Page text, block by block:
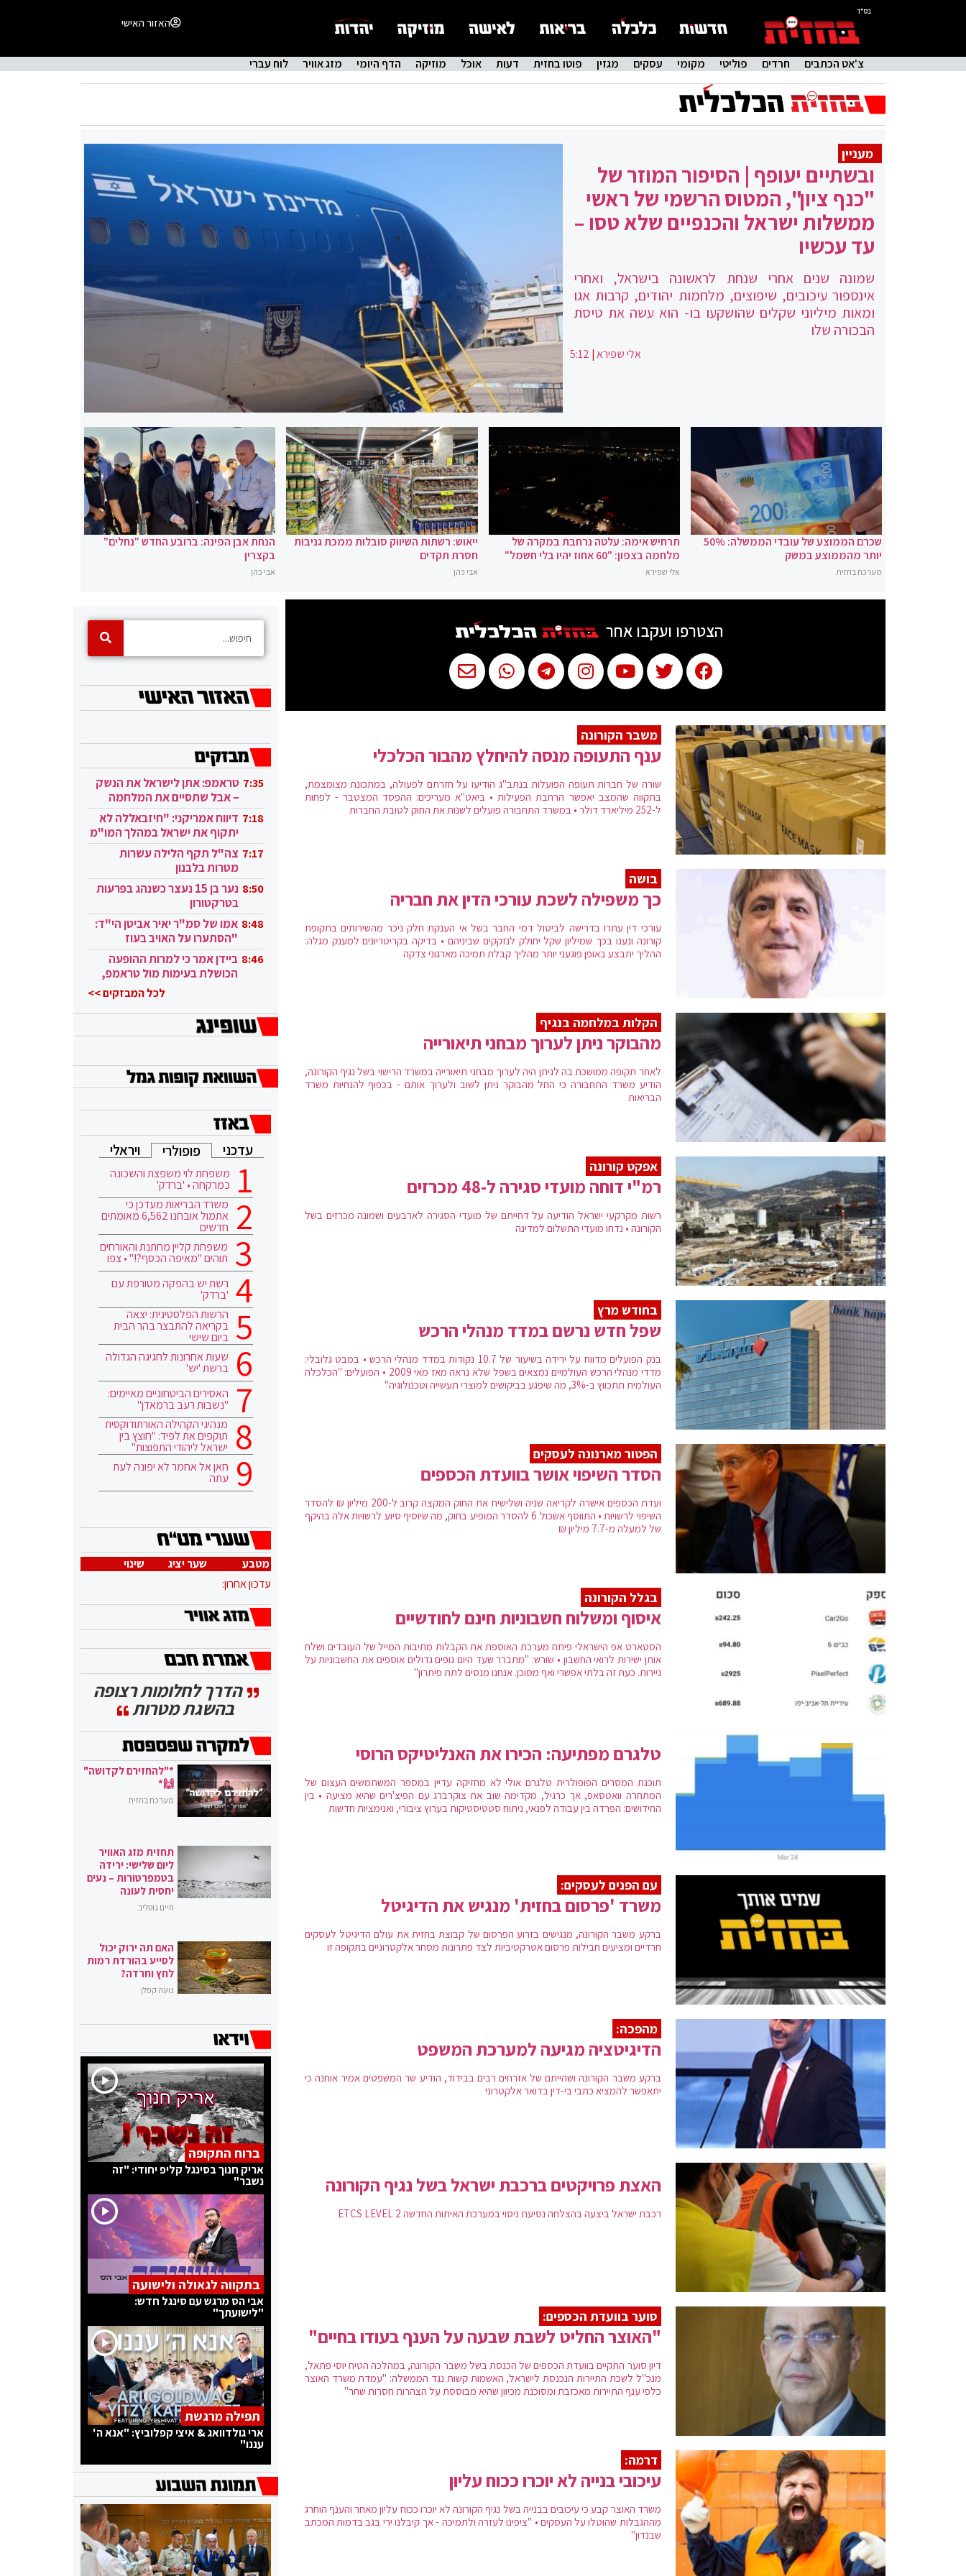
בס"ד
האזור האישי
צ'אט הכתבים חרדים פוליטי מקומי עסקים מגזין פוטו בחזית דעות אוכל מוזיקה הדף היומי מזג אוויר לוח עברי
מעניין
ובשתיים יעופף | הסיפור המוזר של
"כנף ציון", המטוס הרשמי של ראשי
ממשלות ישראל והכנפיים שלא טסו –
עד עכשיו
שמונה שנים אחרי שנחת לראשונה בישראל, ואחרי
אינספור עיכובים, שיפוצים, מלחמות יהודים, קרבות אגו
ומאות מיליוני שקלים שהושקעו בו- הוא עשה את טיסת
הבכורה שלו
אלי שפירא|
5:12
שכרם הממוצע של עובדי הממשלה: 50%
יותר מהממוצע במשק
מערכת בחזית
תרחיש אימה: עלטה נרחבת במקרה של
מלחמה בצפון: "60 אחוז יהיו בלי חשמל"
אלי שפירא
ייאוש: רשתות השיווק סובלות ממכת גניבות
חסרת תקדים
אבי כהן
הנחת אבן הפינה: ברובע החדש "נחלים"
בקצרין
אבי כהן
הצטרפו ועקבו אחר
משבר הקורונה
ענף התעופה מנסה להיחלץ מהבור הכלכלי
שורה של חברות תעופה הפועלות בנתב"ג הודיעו על חזרתם לפעולה, במתכונת מצומצמת,
בתקווה שהמצב יאפשר הרחבת הפעילות • ביאט"א מעריכים: ההפסד המצטבר - לפחות
ל-252 מיליארד דולר • במשרד התחבורה פועלים לשנות את החוק לטובת החברות
בושה
כך משפילה לשכת עורכי הדין את חבריה
עורכי דין עתרו בדרישה לביטול דמי החבר בשל אי הענקת חלק ניכר מהשירותים בתקופת
קורונה ונענו בכך שמיליון שקל יחולק לנזקקים שביניהם • בדיקה בקריטריונים למענק מגלה:
ההליך יתבצע באופן פוגעני יותר מהליך קבלת תמיכה מארגוני צדקה
הקלות במלחמה בנגיף
מהבוקר ניתן לערוך מבחני תיאורייה
לאחר תקופה ממושכת בה לניתן היה לערוך מבחני תיאורייה במשרד הרישוי בשל נגיף הקורונה,
הודיע משרד התחבורה כי החל מהבוקר ניתן לשוב ולערוך אותם - בכפוף להנחיות משרד
הבריאות
אפקט קורונה
רמ"י דוחה מועדי סגירה ל-48 מכרזים
רשות מקרקעי ישראל הודיעה על דחייתם של מועדי הסגירה לארבעים ושמונה מכרזים בשל
הקורונה • נדחו מועדי התשלום למדינה
בחודש מרץ
שפל חדש נרשם במדד מנהלי הרכש
בנק הפועלים מדווח על ירידה בשיעור של 10.7 נקודות במדד מנהלי הרכש • במבט גלובלי:
מדדי מנהלי הרכש העולמיים נמצאים בשפל שלא נראה מאז מאי 2009 • הפועלים: "הכלכלה
העולמית תתכווץ ב-3%, מה שיפגע בביקושים למוצרי תעשייה וטכנולוגיה"
הפטור מארנונה לעסקים
הסדר השיפוי אושר בוועדת הכספים
ועדת הכספים אישרה לקריאה שניה ושלישית את החוק המקצה קרוב ל-200 מיליון ₪ להסדר
השיפוי לרשויות • התווסף אשכול 6 להסדר המופיע בחוק, מה שיוסיף סיוע לרשויות אלה בהיקף
של למעלה מ-7.7 מיליון ₪
בגלל הקורונה
איסוף ומשלוח חשבוניות חינם לחודשיים
הסטארט אפ הישראלי פיתח מערכת האוספת את הקבלות מתיבות המייל של העובדים ושלח
אותן ישירות לרואי החשבון • שורש: "מתברר שעד היום גופים גדולים אוספים את החשבוניות על
ניירות. כעת זה בלתי אפשרי ואף מסוכן. אנחנו מנסים לתת פיתרון"
טלגרם מפתיעה: הכירו את האנליטיקס הרוסי
תוכנת המסרים הפופולרית טלגרם אולי לא מחזיקה עדיין במספר המשתמשים העצום של
המתחרה וואטסאפ, אך כרגיל, מקדימה שוב את צוקרברג עם הפיצ'רים שהיא מציעה • בין
החידושים: הפרדה בין עבודה לפנאי, ניתוח סטטיסטיקות בערוץ ציבורי, ואנימציות חדשות
עם הפנים לעסקים:
משרד 'פרסום בחזית' מנגיש את הדיגיטל
ברקע משבר הקורונה, מנגישים בזרוע הפרסום של קבוצת בחזית את עולם הדיגיטל לעסקים
חרדיים ומציעים חבילות פרסום אטרקטיביות לצד פתרונות מסחר אלקטרוניים בתקופה זו
מהפכה:
הדיגיטציה מגיעה למערכת המשפט
ברקע משבר הקורונה ושהייתם של אזרחים רבים בבידוד, הודיע שר המשפטים אמיר אוחנה כי
יתאפשר להמציא כתבי בי-דין בדואר אלקטרוני
האצת פרויקטים ברכבת ישראל בשל נגיף הקורונה
רכבת ישראל ביצעה בהצלחה נסיעת ניסוי במערכת האיתות החדשה ETCS LEVEL 2
סוער בוועדת הכספים:
"האוצר החליט לשבת שבעה על הענף בעודו בחיים"
דיון סוער התקיים בוועדת הכספים של הכנסת בשל משבר הקורונה, במהלכה הטיח יוסי פתאל,
מנכ"ל לשכת התיירות הנכנסת לישראל, האשמות קשות נגד הממשלה: "עמדת משרד האוצר
כלפי ענף התיירות מאכזבת ומסוכנת מכיוון שהיא מבוססת על הצהרות חסרות שחר"
דרמה:
עיכובי בנייה לא יוכרו ככוח עליון
משרד האוצר קבע כי עיכובים בבנייה בשל נגיף הקורונה לא יוכרו ככוח עליון מאחר והענף הוחרג
מההגבלות שהוטלו על העסקים • "ציפינו לעזרה ולתמיכה - אך קיבלנו ירי בגב בדמות המכתב
שבנדון"
7:35 טראמפ: אתן לישראל את הנשק
– אבל שתסיים את המלחמה
בעזה 7:18 דיווח אמריקני: "חיזבאללה לא
יתקוף את ישראל במהלך המו"מ
בקטאר" 7:17 צה"ל תקף הלילה עשרות
מטרות בלבנון
8:50
נער בן 15 נעצר כשנהג בפרעות
בטרקטורון
8:48 אמו של סמ"ר יאיר אביטן הי"ד:
"הסתערו על האויב בעוז
ובגבורה" 8:46 ביידן אמר כי למרות ההופעה
הכושלת בעימות מול טראמפ,
לכל המבזקים >>
עדכני פופולרי ויראלי
משפחת לוי משפצת והשכונה
כמרקחה • 'ברדק'
משרד הבריאות מעדכן כי
אתמול אובחנו 6,562 מאומתים
חדשים
משפחת קליין מחתנת והאורחים
תוהים "מאיפה הכסף?!" • צפו
רשת יש בהפקה מטורפת עם
'ברדק'
הרשות הפלסטינית: יצאה
בקריאה להתבצר בהר הבית
ביום שישי
שעות אחרונות לחגיגה הגדולה
ברשת 'יש'
האסירים הביטחוניים מאיימים:
"נשבות רעב ברמאדן"
מנהיגי הקהילה האורתודוקסית
תוקפים את לפיד: "חוצץ בין
ישראל ליהודי התפוצות"
חאן אל אחמר לא יפונה לעת
עתה
מטבע שער יציג
שינוי
עדכון אחרון:
הדרך לחלומות רצופה
בהשגת מטרות
*"להחזירם לקדושה"
🙌*
מערכת בחזית
תחזית מזג האוויר
ליום שלישי: ירידה
בטמפרטורות – נעים
יחסית לעונה
חיים גוטליב
האם תה ירוק יכול
לסייע בהורדת רמות
לחץ וחרדה?
נועה קפלן
ברוח התקופה
אריק חנוך בסינגל קליפ יחודי: "זה
נשבר"
בתקווה לגאולה ולישועה
אבי הס מרגש עם סינגל חדש:
"לישועתך"
תפילה מרגשת
ארי גולדוואג & איצי קפלוביץ: "אנא ה'
עננו"